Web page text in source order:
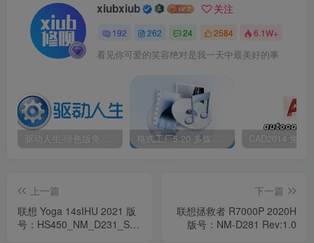
xiubxiub 关注
192 262 24 2584 6.1W+
看见你可爱的笑容绝对是我一天中最美好的事
驱动人生-绿色版免安装|一键运行exe 格式工厂5.20-多媒体格式转换工具|免安装绿色版
上一篇
联想 Yoga 14sIHU 2021 版
号：HS450_NM_D231_SVT
下一篇
联想拯救者 R7000P 2020H
版号：NM-D281 Rev:1.0